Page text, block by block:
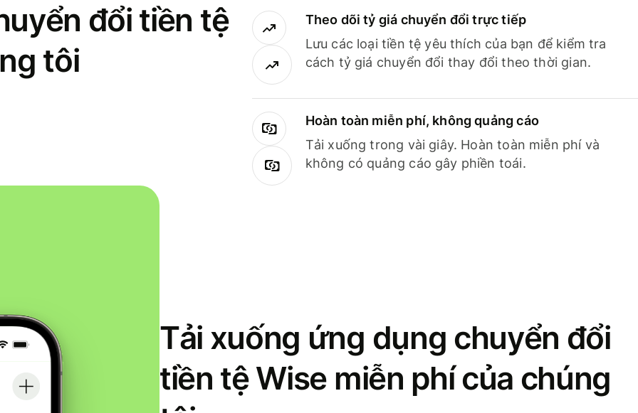
đổi tiền tệ
tôi
Theo dõi tỷ giá chuyển đổi trực tiếp
Lưu các loại tiền tệ yêu thích của bạn để kiểm tra
cách tỷ giá chuyển đổi thay đổi theo thời gian.
Hoàn toàn miễn phí, không quảng cáo
Tải xuống trong vài giây. Hoàn toàn miễn phí và
không có quảng cáo gây phiền toái.
Tải xuống ứng dụng chuyển đổi
tiền tệ Wise miễn phí của chúng